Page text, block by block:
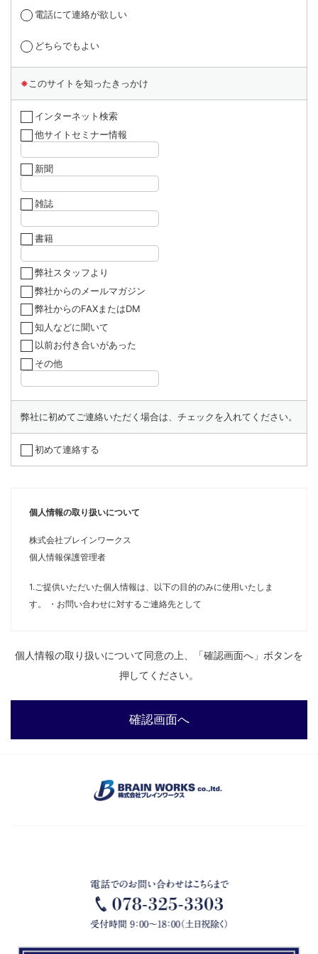
電話にて連絡が欲しい
どちらでもよい
※ このサイトを知ったきっかけ
インターネット検索
他サイトセミナー情報
新聞
雑誌
書籍
弊社スタッフより
弊社からのメールマガジン
弊社からのFAXまたはDM
知人などに聞いて
以前お付き合いがあった
その他
弊社に初めてご連絡いただく場合は、チェックを入れてください。
初めて連絡する
個人情報の取り扱いについて
株式会社ブレインワークス
個人情報保護管理者
ご提供いただいた個人情報は、以下の目的のみに使用いたしま
す。 ・お問い合わせに対するご連絡先として
ただけない場合には、本サイトにおいてサービスをご提供できない
弊社は、収集した個人情報を不適切な対応が行なわれないよう、
厳重に管理致します。 また、あらかじめご了解いただいている場合
弊社が保有している個人情報はご本人であることを確認の上、個
弊社は、弊社のウェブページにリンクされている他(事業者または
個人)のウェブサイトにおける個人情報等の保護について責任を負う
ものではありません。
個人情報の取り扱いについて同意の上、「確認画面へ」ボタンを
押してください。
確認画面へ